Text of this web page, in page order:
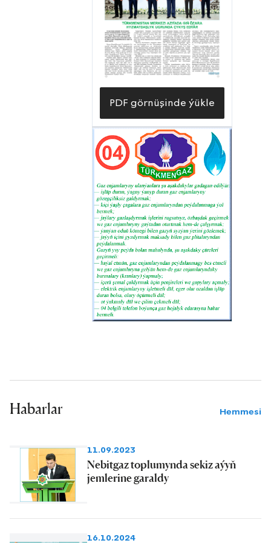
bilen, ýokary maliýe-ykdysady
görkezijileri gazanýarlar. Şonuň
netijesinde ýaşaýyş jaýlary, şeýle-de
senagat desgalary, medeni-durmuş
maksatly binalar «mawy ýangyç» bilen
bökdençsiz üpjün edilýär.
PDF görnüşinde ýükle
Habarlar Hemmesi
11.09.2023
Nebitgaz toplumynda sekiz aýyň
jemlerine garaldy
16.10.2024